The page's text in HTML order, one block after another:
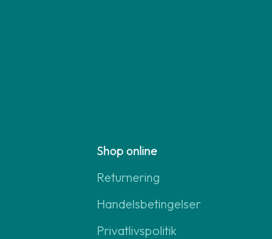
Shop online
Returnering
Handelsbetingelser
Privatlivspolitik